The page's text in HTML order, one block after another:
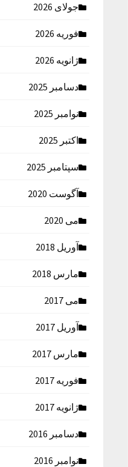
جولای 2026
فوریه 2026
ژانویه 2026
دسامبر 2025
نوامبر 2025
اکتبر 2025
سپتامبر 2025
آگوست 2020
می 2020
آوریل 2018
مارس 2018
می 2017
آوریل 2017
مارس 2017
فوریه 2017
ژانویه 2017
دسامبر 2016
نوامبر 2016